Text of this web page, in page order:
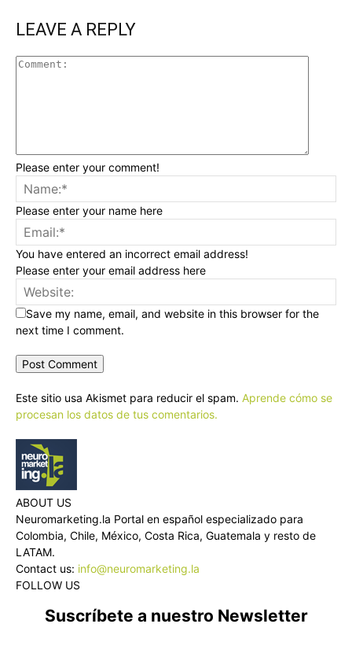
LEAVE A REPLY
Please enter your comment!
Please enter your name here
You have entered an incorrect email address!
Please enter your email address here
Save my name, email, and website in this browser for the
next time I comment.
Este sitio usa Akismet para reducir el spam. Aprende cómo se
procesan los datos de tus comentarios.
ABOUT US
Neuromarketing.la Portal en español especializado para
Colombia, Chile, México, Costa Rica, Guatemala y resto de
LATAM.
Contact us: info@neuromarketing.la
FOLLOW US
Suscríbete a nuestro Newsletter